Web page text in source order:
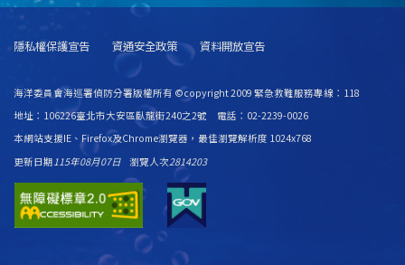
隱私權保護宣告 資通安全政策 資料開放宣告
海洋委員會海巡署偵防分署版權所有 ©copyright 2009 緊急救難服務專線：118
地址：106226臺北市大安區臥龍街240之2號 電話：02-2239-0026
本網站支援IE、Firefox及Chrome瀏覽器，最佳瀏覽解析度 1024x768
更新日期 115年08月07日 瀏覽人次2814203